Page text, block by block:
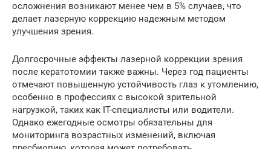
осложнения возникают менее чем в 5% случаев, что
делает лазерную коррекцию надежным методом
улучшения зрения.
Долгосрочные эффекты лазерной коррекции зрения
после кератотомии также важны. Через год пациенты
отмечают повышенную устойчивость глаз к утомлению,
особенно в профессиях с высокой зрительной
нагрузкой, таких как IT-специалисты или водители.
Однако ежегодные осмотры обязательны для
мониторинга возрастных изменений, включая